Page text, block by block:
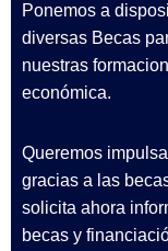
Ponemos a
diversas Becas
nuestras
económica.
Queremos
gracias a las
solicita ahora
becas y